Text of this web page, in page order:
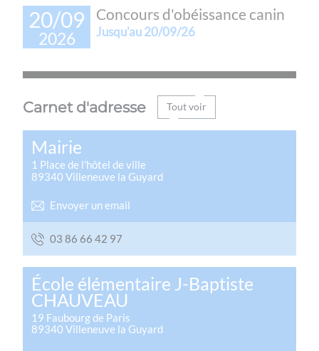
20/09
2026
Concours d'obéissance canin
Jusqu'au20/09/26
Carnet d'adresse Tout voir
Mairie
1 Place de l'hôtel de ville
89340 Villeneuve la Guyard
Envoyer un email
79 24 66 68 30
École élémentaire J-Baptiste
CHAUVEAU
19 Faubourg de Paris
89340 Villeneuve la Guyard